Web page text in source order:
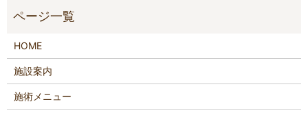
HOME
施設案内
施術メニュー